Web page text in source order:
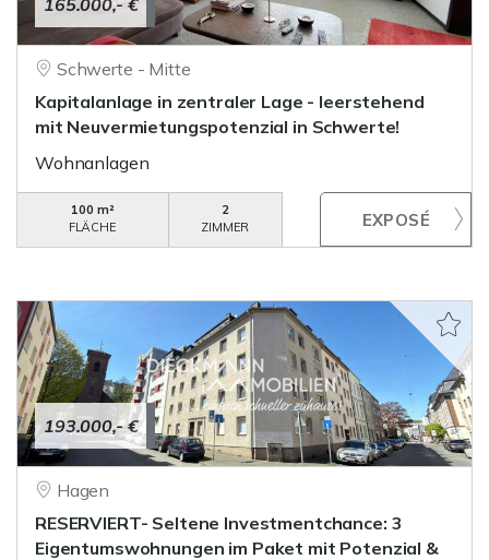
165.000,- €
Schwerte - Mitte
Kapitalanlage in zentraler Lage - leerstehend
mit Neuvermietungspotenzial in Schwerte!
Wohnanlagen
100 m²
FLÄCHE
2
ZIMMER
193.000,- €
Hagen
RESERVIERT- Seltene Investmentchance: 3
Eigentumswohnungen im Paket mit Potenzial &